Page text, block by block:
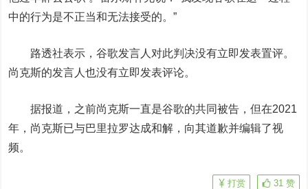
中的行为是不正当和无法接受的。”
路透社表示，谷歌发言人对此判决没有立即发表置评。
尚克斯的发言人也没有立即发表评论。
据报道，之前尚克斯一直是谷歌的共同被告，但在2021
年，尚克斯已与巴里拉罗达成和解，向其道歉并编辑了视
频。
31 赞
打赏